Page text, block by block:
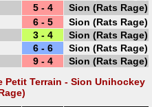
5 - 4
Sion (Rats Rage)
6 - 5
Sion (Rats Rage)
3 - 4
Sion (Rats Rage)
6 - 6
Sion (Rats Rage)
9 - 4
Sion (Rats Rage)
Petit Terrain - Sion Unihockey